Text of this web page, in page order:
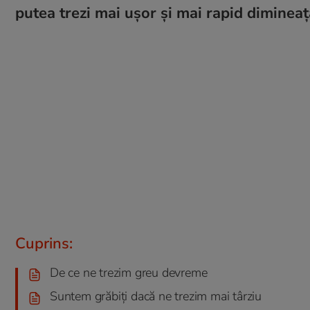
putea trezi mai ușor și mai rapid
Cuprins:
De ce ne trezim greu devreme
Suntem grăbiți dacă ne trezim mai târziu